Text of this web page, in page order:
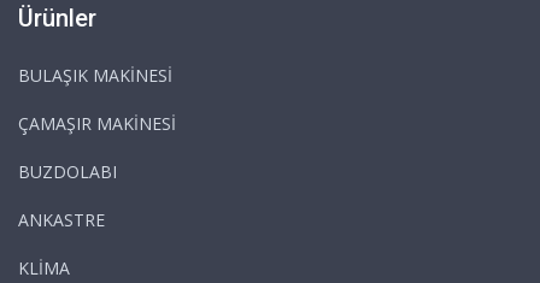
Ürünler
BULAŞIK MAKİNESİ
ÇAMAŞIR MAKİNESİ
BUZDOLABI
ANKASTRE
KLİMA